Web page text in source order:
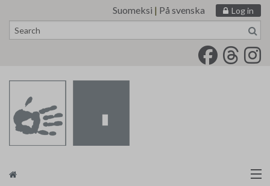
Suomeksi | På svenska Log in